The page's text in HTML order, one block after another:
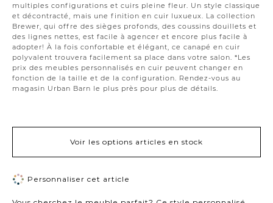
multiples configurations et cuirs pleine fleur. Un style classique
et décontracté, mais une finition en cuir luxueux. La collection
Brewer, qui offre des sièges profonds, des coussins douillets et
des lignes nettes, est facile à agencer et encore plus facile à
adopter! À la fois confortable et élégant, ce canapé en cuir
polyvalent trouvera facilement sa place dans votre salon. *Les
prix des meubles personnalisés en cuir peuvent changer en
fonction de la taille et de la configuration. Rendez-vous au
magasin Urban Barn le plus près pour plus de détails.
Voir les options articles en stock
Personnaliser cet article